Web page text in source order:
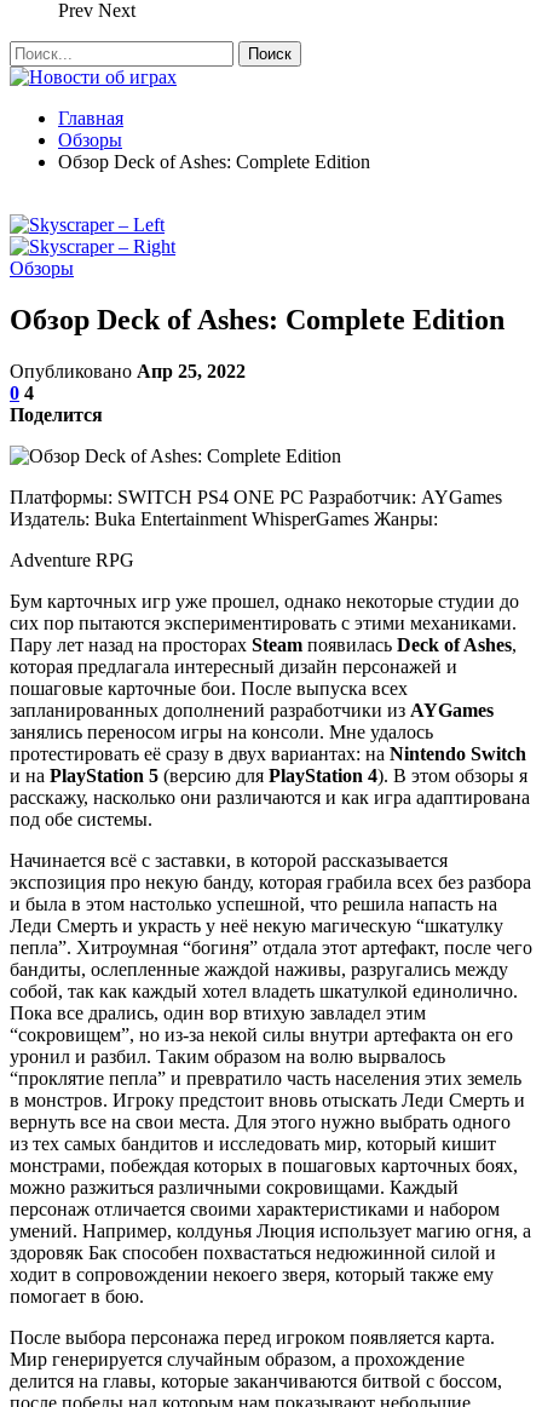
Prev Next
Главная
Обзоры
Обзор Deck of Ashes: Complete Edition
Обзоры
Обзор Deck of Ashes: Complete Edition
Опубликовано Апр 25, 2022
0 4
Поделится
Платформы: SWITCH PS4 ONE PC Разработчик: AYGames
Издатель: Buka Entertainment WhisperGames Жанры:
Adventure RPG
Бум карточных игр уже прошел, однако некоторые студии до
сих пор пытаются экспериментировать с этими механиками.
Пару лет назад на просторах Steam появилась Deck of Ashes,
которая предлагала интересный дизайн персонажей и
пошаговые карточные бои. После выпуска всех
запланированных дополнений разработчики из AYGames
занялись переносом игры на консоли. Мне удалось
протестировать её сразу в двух вариантах: на Nintendo Switch
и на PlayStation 5 (версию для PlayStation 4). В этом обзоры я
расскажу, насколько они различаются и как игра адаптирована
под обе системы.
Начинается всё с заставки, в которой рассказывается
экспозиция про некую банду, которая грабила всех без разбора
и была в этом настолько успешной, что решила напасть на
Леди Смерть и украсть у неё некую магическую “шкатулку
пепла”. Хитроумная “богиня” отдала этот артефакт, после чего
бандиты, ослепленные жаждой наживы, разругались между
собой, так как каждый хотел владеть шкатулкой единолично.
Пока все дрались, один вор втихую завладел этим
“сокровищем”, но из-за некой силы внутри артефакта он его
уронил и разбил. Таким образом на волю вырвалось
“проклятие пепла” и превратило часть населения этих земель
в монстров. Игроку предстоит вновь отыскать Леди Смерть и
вернуть все на свои места. Для этого нужно выбрать одного
из тех самых бандитов и исследовать мир, который кишит
монстрами, побеждая которых в пошаговых карточных боях,
можно разжиться различными сокровищами. Каждый
персонаж отличается своими характеристиками и набором
умений. Например, колдунья Люция использует магию огня, а
здоровяк Бак способен похвастаться недюжинной силой и
ходит в сопровождении некоего зверя, который также ему
помогает в бою.
После выбора персонажа перед игроком появляется карта.
Мир генерируется случайным образом, а прохождение
делится на главы, которые заканчиваются битвой с боссом,
после победы над которым нам показывают небольшие